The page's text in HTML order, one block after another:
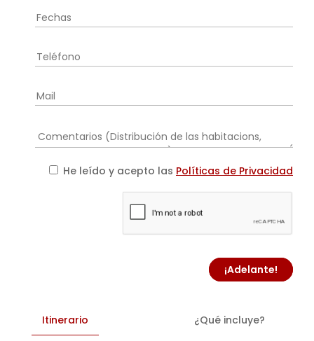
He leído y acepto las Políticas de Privacidad
¡Adelante!
Itinerario ¿Qué incluye?